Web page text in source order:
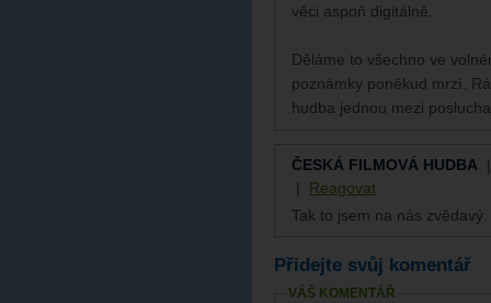
věci aspoň digitálně.
Děláme to všechno ve
poznámky poněkud mrzí.
hudba jednou mezi
ČESKÁ FILMOVÁ HUDBA
Reagovat
Tak to jsem na nás zvědavý.
Přidejte svůj komentář
VÁŠ KOMENTÁŘ